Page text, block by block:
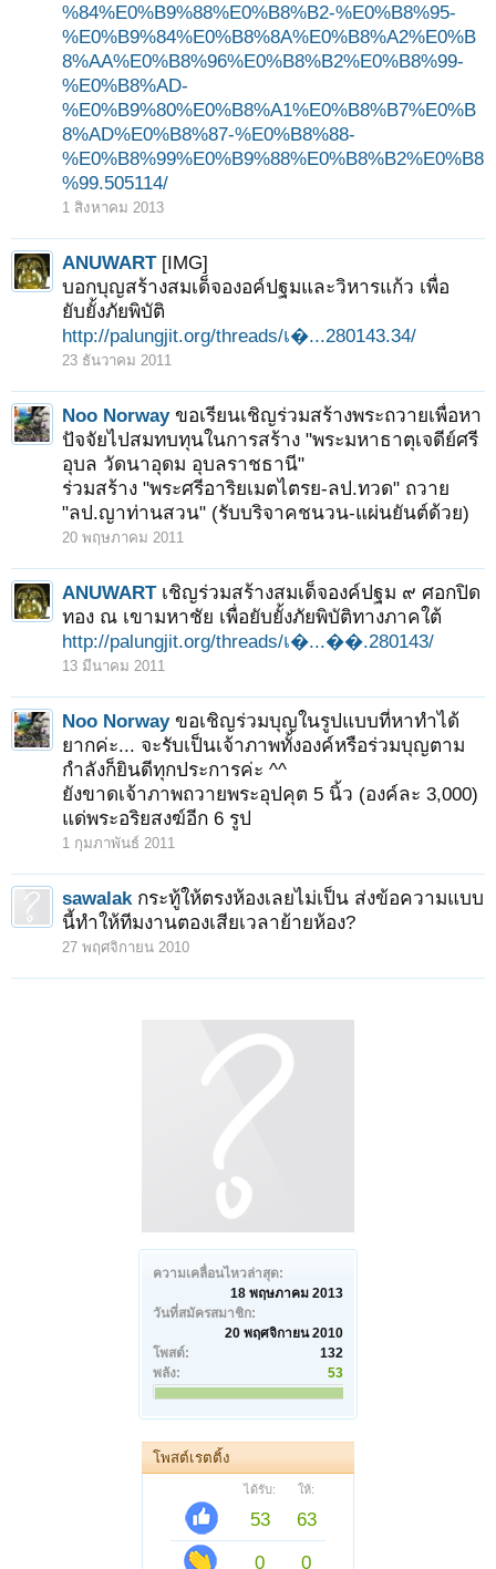
ความเคลื่อนไหวล่าสุด:
18 พฤษภาคม 2013
วันที่สมัครสมาชิก:
20 พฤศจิกายน 2010
โพสต์:
132
พลัง:
53
โพสต์เรตติ้ง
ได้รับ: ให้:
53
63
0
0
%84%E0%B9%88%E0%B8%B2-%E0%B8%95-
%E0%B9%84%E0%B8%8A%E0%B8%A2%E0%B
8%AA%E0%B8%96%E0%B8%B2%E0%B8%99-
%E0%B8%AD-
%E0%B9%80%E0%B8%A1%E0%B8%B7%E0%B
8%AD%E0%B8%87-%E0%B8%88-
%E0%B8%99%E0%B9%88%E0%B8%B2%E0%B8
%99.505114/
1 สิงหาคม 2013
ANUWART [IMG]
บอกบุญสร้างสมเด็จองอค์ปฐมและวิหารแก้ว เพื่อ
ยับยั้งภัยพิบัติ
http://palungjit.org/threads/เ�...280143.34/
23 ธันวาคม 2011
Noo Norway ขอเรียนเชิญร่วมสร้างพระถวายเพื่อหา
ปัจจัยไปสมทบทุนในการสร้าง "พระมหาธาตุเจดีย์ศรี
อุบล วัดนาอุดม อุบลราชธานี"
ร่วมสร้าง "พระศรีอาริยเมตไตรย-ลป.ทวด" ถวาย
"ลป.ญาท่านสวน" (รับบริจาคชนวน-แผ่นยันต์ด้วย)
20 พฤษภาคม 2011
ANUWART เชิญร่วมสร้างสมเด็จองค์ปฐม ๙ ศอกปิด
ทอง ณ เขามหาชัย เพื่อยับยั้งภัยพิบัติทางภาคใต้
http://palungjit.org/threads/เ�...��.280143/
13 มีนาคม 2011
Noo Norway ขอเชิญร่วมบุญในรูปแบบที่หาทำได้
ยากค่ะ... จะรับเป็นเจ้าภาพทั้งองค์หรือร่วมบุญตาม
กำลังก็ยินดีทุกประการค่ะ ^^
ยังขาดเจ้าภาพถวายพระอุปคุต 5 นิ้ว (องค์ละ 3,000)
แด่พระอริยสงฆ์อีก 6 รูป
1 กุมภาพันธ์ 2011
sawalak กระทู้ให้ตรงห้องเลยไม่เป็น ส่งข้อความแบบ
นี้ทำให้ทีมงานตองเสียเวลาย้ายห้อง?
27 พฤศจิกายน 2010